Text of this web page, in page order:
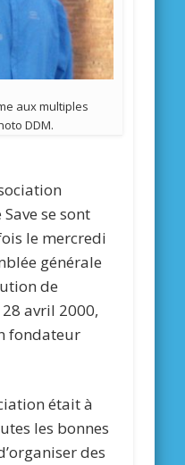
aux multiples
DDM.
se sont
le mercredi
générale
de
28 avril 2000,
fondateur
était à
les bonnes
des